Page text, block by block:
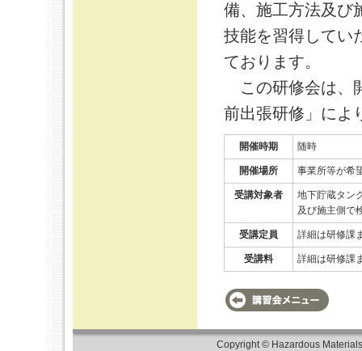
備、施工方法及び
技能を習得してい
ております。
この研修会は、
前出張研修」によ
開催時期 随時
開催場所 事業所等が希
受講対象者
地下貯蔵タン
及び施主側で
受講定員 詳細は研修課
受講料 詳細は研修課
Copyright © Hazardous